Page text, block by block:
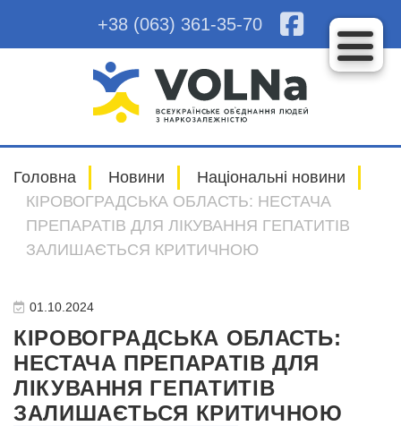
+38 (063) 361-35-70
Головна Новини
Національні новини
КІРОВОГРАДСЬКА ОБЛАСТЬ: НЕСТАЧА
ПРЕПАРАТІВ ДЛЯ ЛІКУВАННЯ ГЕПАТИТІВ
ЗАЛИШАЄТЬСЯ КРИТИЧНОЮ
01.10.2024
КІРОВОГРАДСЬКА ОБЛАСТЬ:
НЕСТАЧА ПРЕПАРАТІВ ДЛЯ
ЛІКУВАННЯ ГЕПАТИТІВ
ЗАЛИШАЄТЬСЯ КРИТИЧНОЮ